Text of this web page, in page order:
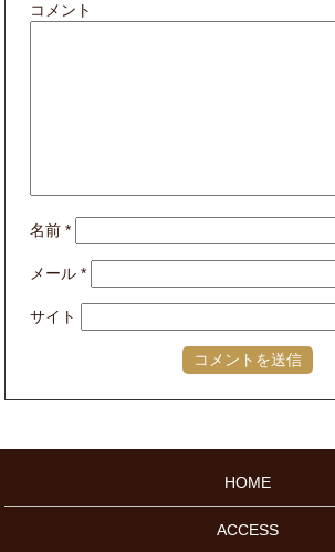
コメント
名前*
メール*
サイト
HOME
ACCESS